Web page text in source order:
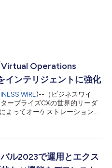
Virtual Operations
インテリジェントに強化
WIRE)--（ビジネスワイ
ープライズCXの世界的リーダ
よってオーケストレーションさ
は、新たな可能性として、人
えることを示しています。
構築されたこのショーケースで
ル2023で運用とエクス